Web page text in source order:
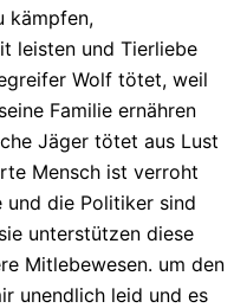
kämpfen,
leisten und Tierliebe
Wolf tötet, weil
Familie ernähren
Jäger tötet aus Lust
Mensch ist verroht
und die Politiker sind
unterstützen diese
Mitlebewesen. um den
unendlich leid und es